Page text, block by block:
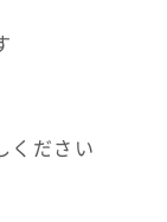
ください